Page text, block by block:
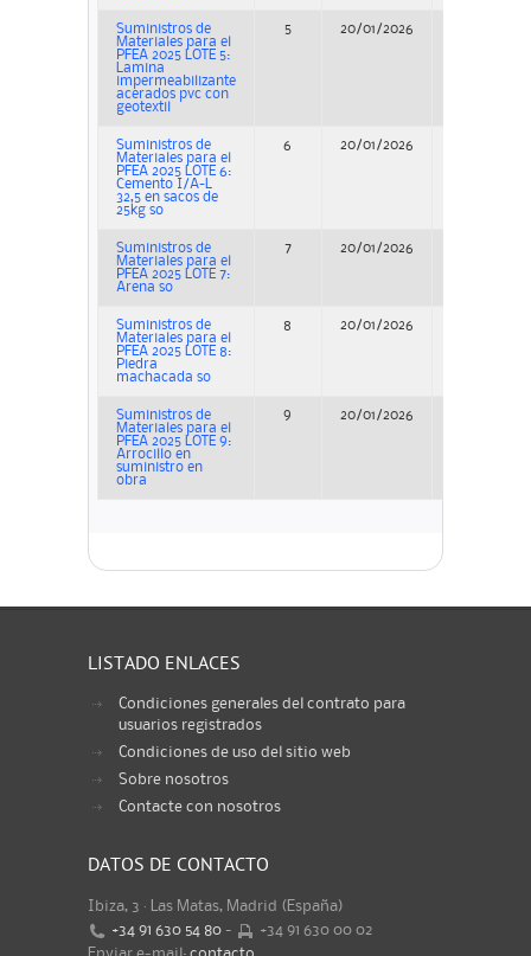
Suministros de
Materiales para el
PFEA 2025 LOTE 5:
Lamina
impermeabilizante
acerados pvc con
geotextil
5 20/01/2026
Suministros de
Materiales para el
PFEA 2025 LOTE 6:
Cemento I/A-L
32,5 en sacos de
25kg so
6 20/01/2026
Suministros de
Materiales para el
PFEA 2025 LOTE 7:
Arena so
7 20/01/2026
Suministros de
Materiales para el
PFEA 2025 LOTE 8:
Piedra
machacada so
8 20/01/2026
Suministros de
Materiales para el
PFEA 2025 LOTE 9:
Arrocillo en
suministro en
obra
9 20/01/2026
LISTADO ENLACES
Condiciones generales del contrato para
usuarios registrados
Condiciones de uso del sitio web
Sobre nosotros
Contacte con nosotros
DATOS DE CONTACTO
Ibiza, 3 · Las Matas, Madrid (España)
+34 91 630 54 80 -
+34 91 630 00 02